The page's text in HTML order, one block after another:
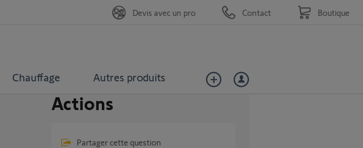
Chauffage Autres produits
Devis avec un pro Contact Boutique
Actions
Partager cette question